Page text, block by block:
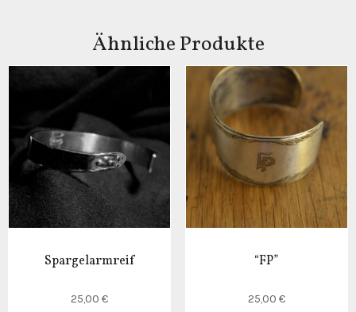
Ähnliche Produkte
Spargelarmreif
25,00€
“FP”
25,00 €